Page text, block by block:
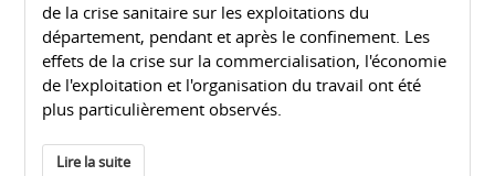
de la crise sanitaire sur les exploitations du
département, pendant et après le confinement. Les
effets de la crise sur la commercialisation, l'économie
de l'exploitation et l'organisation du travail ont été
plus particulièrement observés.
Lire la suite